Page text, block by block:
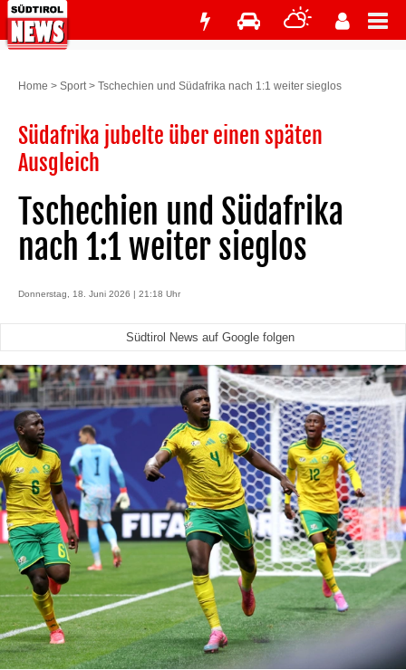
Home > Sport> Tschechien und Südafrika nach 1:1 weiter sieglos
Südafrika jubelte über einen späten
Ausgleich
Tschechien und Südafrika
nach 1:1 weiter sieglos
Donnerstag, 18. Juni 2026 | 21:18 Uhr
Südtirol News auf Google folgen